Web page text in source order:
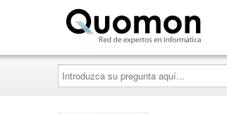
Introduzca
su
pregunta
aquí...